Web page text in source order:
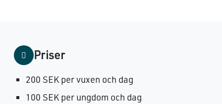
Priser
200 SEK per vuxen och dag
100 SEK per ungdom och dag